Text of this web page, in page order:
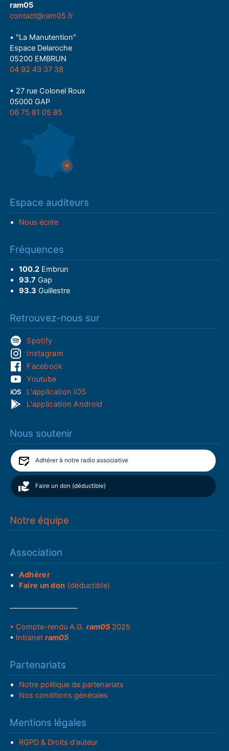
ram05
contact@ram05.fr
• "La Manutention"
Espace Delaroche
05200 EMBRUN
04 92 43 37 38
• 27 rue Colonel Roux
05000 GAP
06 75 81 05 85
Espace auditeurs
Nous écrire
Fréquences
100.2Embrun
93.7 Gap
93.3 Guillestre
Retrouvez-nous sur
Spotify
Instagram
Facebook
Youtube
L'application iOS
L'application Android
Nous soutenir
Adhérer à notre radio associative
Faire un don (déductible)
Notre équipe
Association
Adhérer
Faire un don (déductible)
• Compte-rendu A.G.ram05 2025
• Intranetram05
Partenariats
Notre politique de partenariats
Nos conditions générales
Mentions légales
RGPD & Droits d'auteur